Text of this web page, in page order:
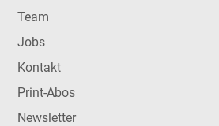
Team
Jobs
Kontakt
Print-Abos
Newsletter